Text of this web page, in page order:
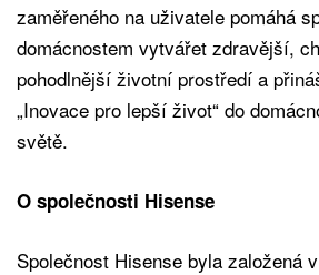
zaměřeného na uživatele pomáhá
domácnostem vytvářet zdravější,
pohodlnější životní prostředí a
„Inovace pro lepší život“ do
světě.
O společnosti Hisense
Společnost Hisense byla založená